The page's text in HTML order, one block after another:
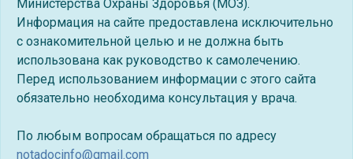
Министерства Охраны Здоровья (МОЗ).
Информация на сайте предоставлена исключительно
с ознакомительной целью и не должна быть
использована как руководство к самолечению.
Перед использованием информации с этого сайта
обязательно необходима консультация у врача.
По любым вопросам обращаться по адресу
notadocinfo@gmail.com